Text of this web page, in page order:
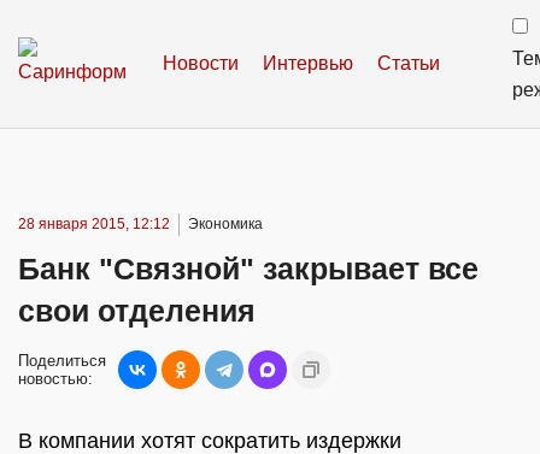
Новости Интервью Статьи
28 января 2015, 12:12 Экономика
Банк "Связной" закрывает все
свои отделения
Поделиться
новостью:
В компании хотят сократить издержки